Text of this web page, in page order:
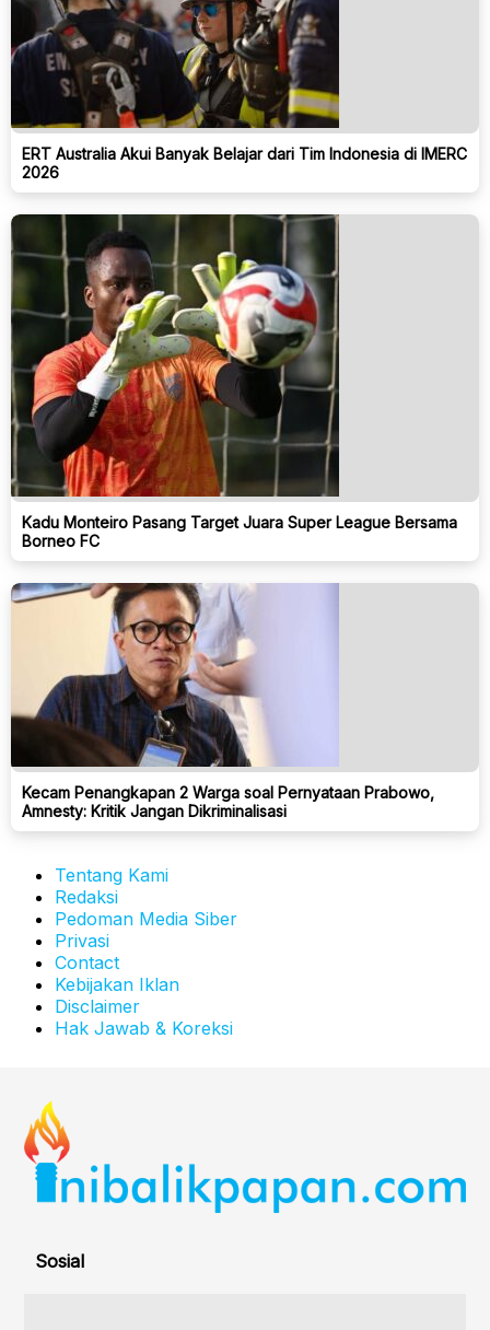
ERT Australia Akui Banyak Belajar dari Tim Indonesia di IMERC
2026
Kadu Monteiro Pasang Target Juara Super League Bersama
Borneo FC
Kecam Penangkapan 2 Warga soal Pernyataan Prabowo,
Amnesty: Kritik Jangan Dikriminalisasi
Tentang Kami
Redaksi
Pedoman Media Siber
Privasi
Contact
Kebijakan Iklan
Disclaimer
Hak Jawab & Koreksi
Sosial